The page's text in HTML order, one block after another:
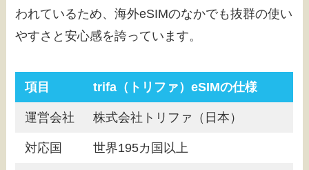
われているため、海外eSIMのなかでも抜群の使い
やすさと安心感を誇っています。
項目 trifa（トリファ）eSIMの仕様
運営会社 株式会社トリファ（日本）
対応国 世界195カ国以上